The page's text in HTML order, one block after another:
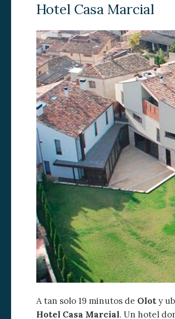
Hotel Casa Marcial
A tan solo 19 minutos de Oloty
Hotel Casa Marcial. Un hotel